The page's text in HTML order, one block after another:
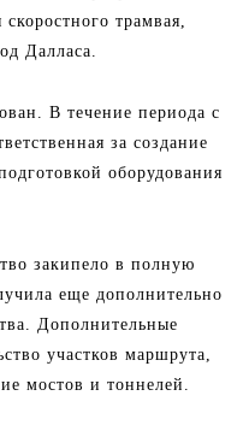
трамвая,
Далласа.
В течение периода с
за создание
оборудования
закипело в полную
еще дополнительно
Дополнительные
участков маршрута,
мостов и тоннелей.